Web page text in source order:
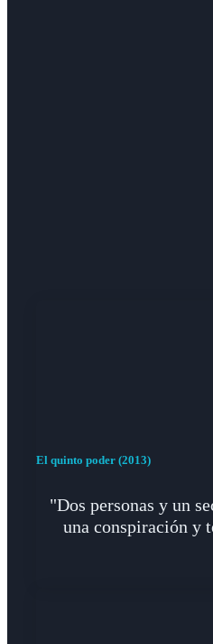
El quinto poder (2013)
"Dos personas y un
una conspiración y